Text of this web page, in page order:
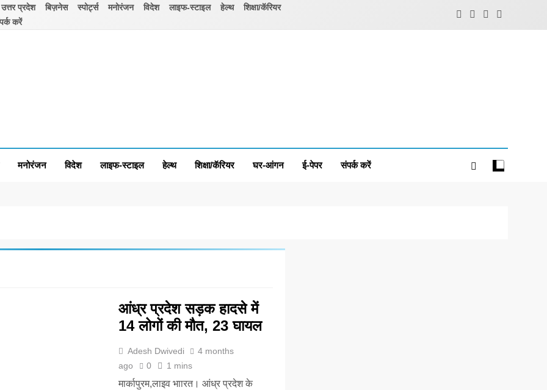
उत्तर प्रदेश बिज़नेस स्पोर्ट्स मनोरंजन विदेश लाइफ-स्टाइल हेल्थ
शिक्षा/कॅरियर
करें
मनोरंजन विदेश लाइफ-स्टाइल हेल्थ शिक्षा/कॅरियर घर-आंगन ई-पेपर संपर्क करें
आंध्र प्रदेश सड़क हादसे में
14 लोगों की मौत, 23 घायल
Adesh Dwivedi
4 months
ago
0 1 mins
मार्कापुरम,लाइव भाारत। आंध्र प्रदेश के